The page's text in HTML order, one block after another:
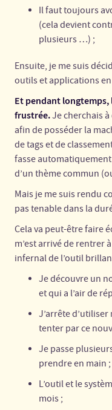
Il faut toujours
(cela devient
plusieurs …) ;
Ensuite, je me suis
outils et applications
Et pendant longtemps,
frustrée.Je cherchais
afin de posséder la
de tags et de
fasse
d’un thème commun
Mais je me suis rendu
pas tenable dans la
Cela va peut-être faire
m’est arrivé de rentrer
infernal de l’outil
Je découvre un
et qui a l’air de
J’arrête
tenter par ce
Je passe
prendre en main ;
L’outil et le
mois ;